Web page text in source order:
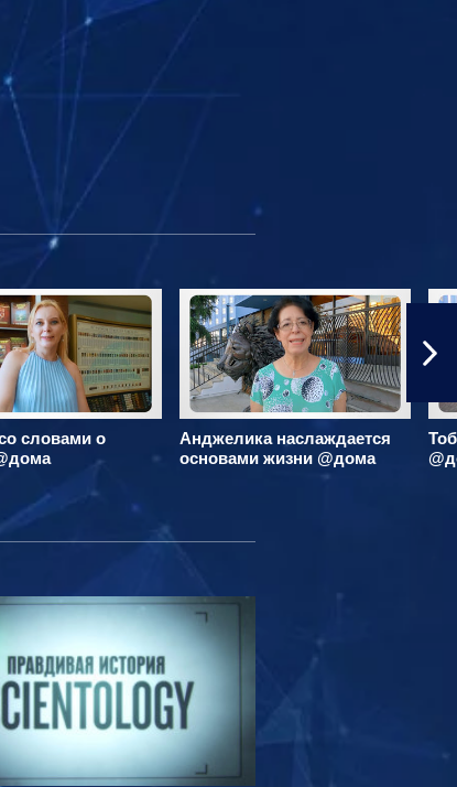
словами о
Анджелика наслаждается
основами жизни @дома